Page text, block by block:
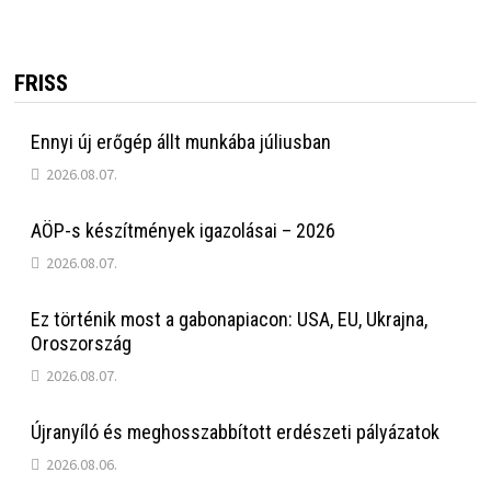
FRISS
Ennyi új erőgép állt munkába júliusban
2026.08.07.
AÖP-s készítmények igazolásai – 2026
2026.08.07.
Ez történik most a gabonapiacon: USA, EU, Ukrajna,
Oroszország
2026.08.07.
Újranyíló és meghosszabbított erdészeti pályázatok
2026.08.06.